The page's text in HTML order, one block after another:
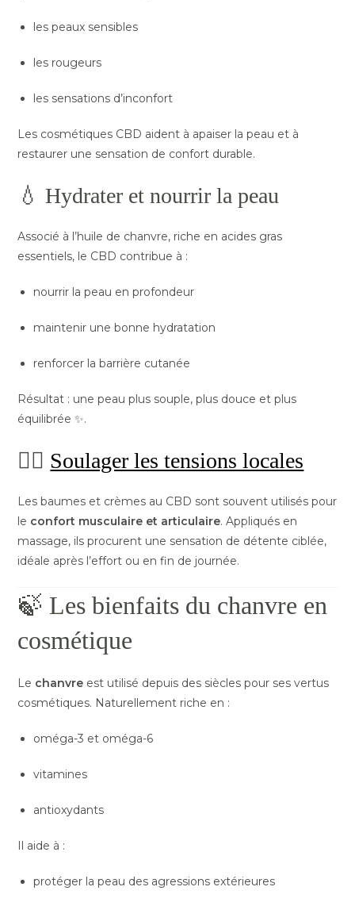
les peaux sensibles
les rougeurs
les sensations d’inconfort
Les cosmétiques CBD aident à apaiser la peau et à
restaurer une sensation de confort durable.
💧 Hydrater et nourrir la peau
Associé à l’huile de chanvre, riche en acides gras
essentiels, le CBD contribue à :
nourrir la peau en profondeur
maintenir une bonne hydratation
renforcer la barrière cutanée
Résultat : une peau plus souple, plus douce et plus
équilibrée ✨.
💆‍♀️ Soulager les tensions locales
Les baumes et crèmes au CBD sont souvent utilisés pour
le confort musculaire et articulaire. Appliqués en
massage, ils procurent une sensation de détente ciblée,
idéale après l’effort ou en fin de journée.
🍃 Les bienfaits du chanvre en
cosmétique
Le chanvre est utilisé depuis des siècles pour ses vertus
cosmétiques. Naturellement riche en :
oméga-3 et oméga-6
vitamines
antioxydants
Il aide à :
protéger la peau des agressions extérieures